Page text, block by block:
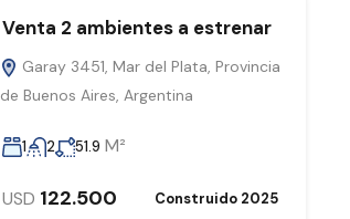
Venta 2 ambientes a estrenar
Garay 3451, Mar del Plata, Provincia
de Buenos Aires, Argentina
1 2 51.9 M²
USD 122.500 Construido 2025